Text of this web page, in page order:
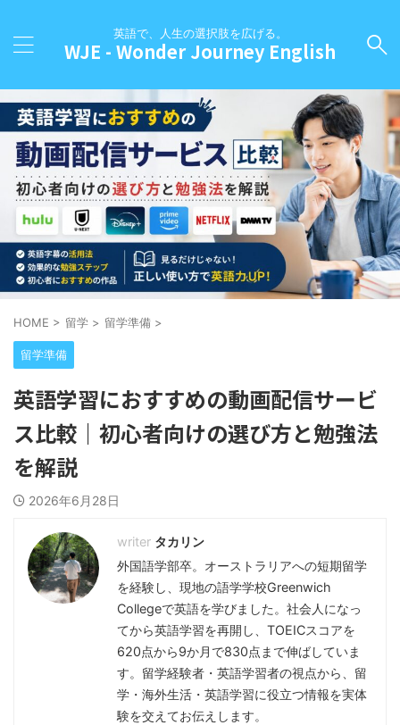
英語で、人生の選択肢を広げる。
WJE - Wonder Journey English
HOME > 留学 > 留学準備 >
留学準備
英語学習におすすめの動画配信サービ
ス比較｜初心者向けの選び方と勉強法
を解説
2026年6月28日
タカリン
外国語学部卒。オーストラリアへの短期留学
を経験し、現地の語学学校Greenwich
Collegeで英語を学びました。社会人になっ
てから英語学習を再開し、TOEICスコアを
620点から9か月で830点まで伸ばしていま
す。留学経験者・英語学習者の視点から、留
学・海外生活・英語学習に役立つ情報を実体
験を交えてお伝えします。